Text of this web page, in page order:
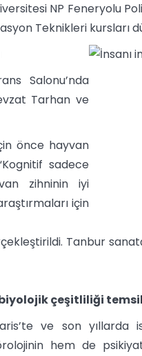
NP Feneryolu
Teknikleri kursları
Salonu’nda
Tarhan ve
önce hayvan
sadece
zihninin iyi
için
Tanbur
çeşitliliği
ve son yıllarda
hem de